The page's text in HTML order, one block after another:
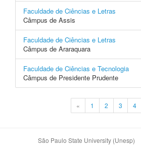
Faculdade de Ciências e Letras
Câmpus de Assis
Faculdade de Ciências e Letras
Câmpus de Araraquara
Faculdade de Ciências e Tecnologia
Câmpus de Presidente Prudente
« 1 2 3 4
São Paulo State University (Unesp)